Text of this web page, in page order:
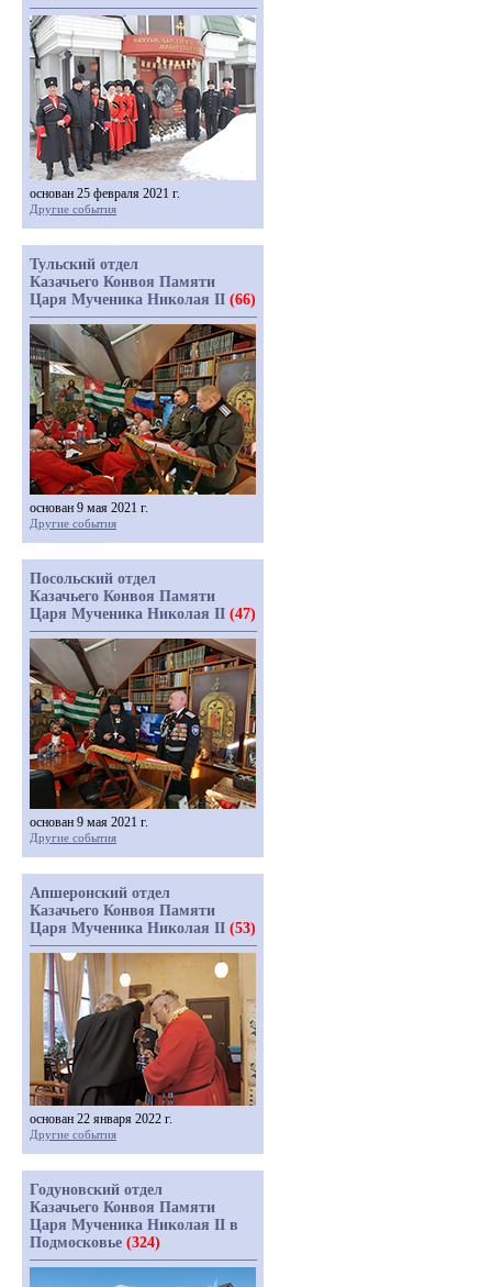
основан 25 февраля 2021 г.
Другие события
Тульский отдел
Казачьего Конвоя Памяти
Царя Мученика Николая II (66)
основан 9 мая 2021 г.
Другие события
Посольский отдел
Казачьего Конвоя Памяти
Царя Мученика Николая II (47)
основан 9 мая 2021 г.
Другие события
Апшеронский отдел
Казачьего Конвоя Памяти
Царя Мученика Николая II (53)
основан 22 января 2022 г.
Другие события
Годуновский отдел
Казачьего Конвоя Памяти
Царя Мученика Николая II в
Подмосковье (324)